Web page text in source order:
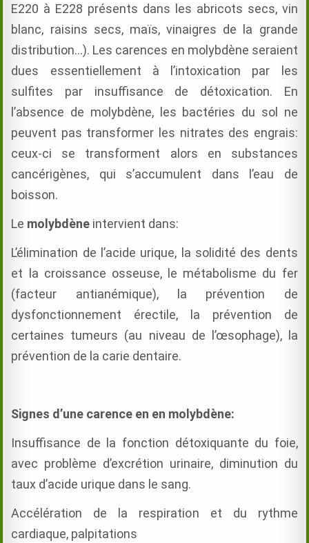
E220 à E228 présents dans les abricots secs, vin
blanc, raisins secs, maïs, vinaigres de la grande
distribution…). Les carences en molybdène seraient
dues essentiellement à l’intoxication par les
sulfites par insuffisance de détoxication. En
l’absence de molybdène, les bactéries du sol ne
peuvent pas transformer les nitrates des engrais:
ceux-ci se transforment alors en substances
cancérigènes, qui s’accumulent dans l’eau de
boisson.
Le molybdène intervient dans:
L’élimination de l’acide urique, la solidité des dents
et la croissance osseuse, le métabolisme du fer
(facteur antianémique), la prévention de
dysfonctionnement érectile, la prévention de
certaines tumeurs (au niveau de l’œsophage), la
prévention de la carie dentaire.
Signes d’une carence en en molybdène:
Insuffisance de la fonction détoxiquante du foie,
avec problème d’excrétion urinaire, diminution du
taux d’acide urique dans le sang.
Accélération de la respiration et du rythme
cardiaque, palpitations